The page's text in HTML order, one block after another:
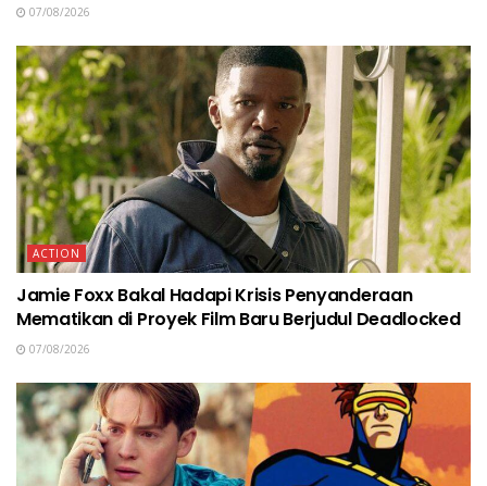
07/08/2026
ACTION
Jamie Foxx Bakal Hadapi Krisis Penyanderaan
Mematikan di Proyek Film Baru Berjudul Deadlocked
07/08/2026